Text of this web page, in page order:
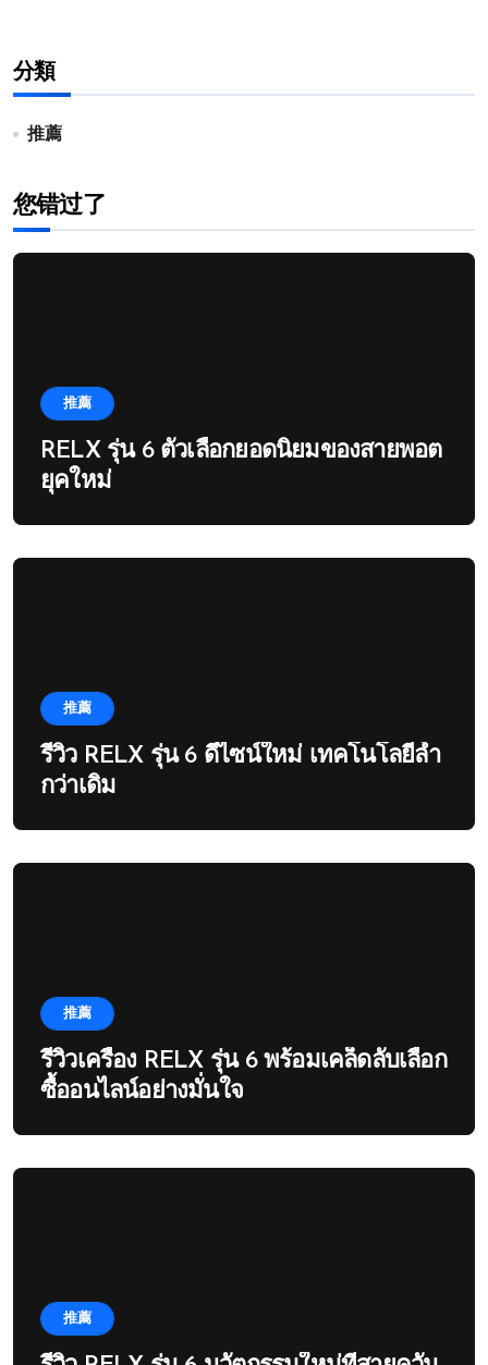
分類
推薦
您错过了
推薦
RELX รุ่น 6 ตัวเลือกยอดนิยมของสายพอต
ยุคใหม่
推薦
รีวิว RELX รุ่น 6 ดีไซน์ใหม่ เทคโนโลยีล้ำ
กว่าเดิม
推薦
รีวิวเครื่อง RELX รุ่น 6 พร้อมเคล็ดลับเลือก
ซื้ออนไลน์อย่างมั่นใจ
推薦